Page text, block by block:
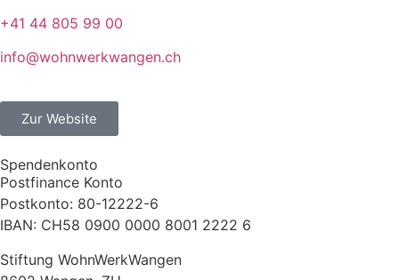
+41 44 805 99 00
info@wohnwerkwangen.ch
Zur Website
Spendenkonto
Postfinance Konto
Postkonto: 80-12222-6
IBAN: CH58 0900 0000 8001 2222 6
Stiftung WohnWerkWangen